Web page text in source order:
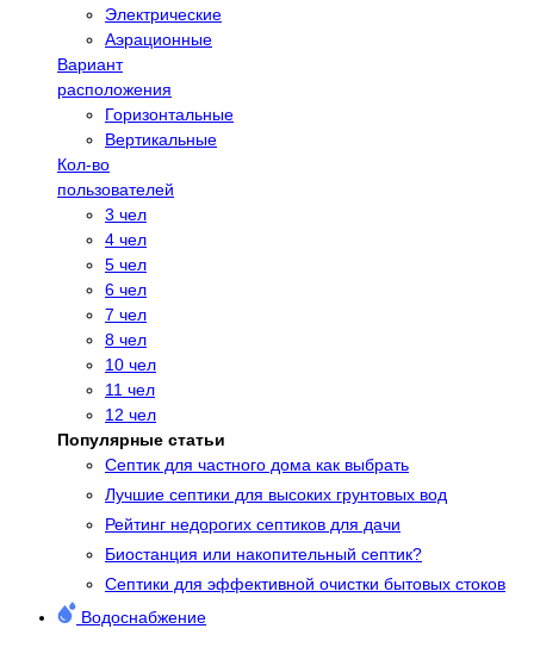
Электрические
Аэрационные
Вариант
расположения
Горизонтальные
Вертикальные
Кол-во
пользователей
3 чел
4 чел
5 чел
6 чел
7 чел
8 чел
10 чел
11 чел
12 чел
Популярные статьи
Cептик для частного дома как выбрать
Лучшие септики для высоких грунтовых вод
Рейтинг недорогих септиков для дачи
Биостанция или накопительный септик?
Септики для эффективной очистки бытовых стоков
Водоснабжение